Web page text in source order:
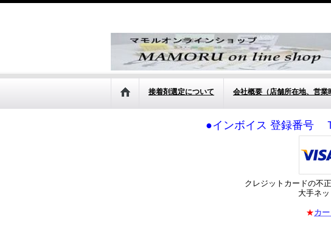
接着剤選定について 会社概要（店舗所在地、営業
●インボイス 登録番号
クレジットカードの不
大手ネ
★カ